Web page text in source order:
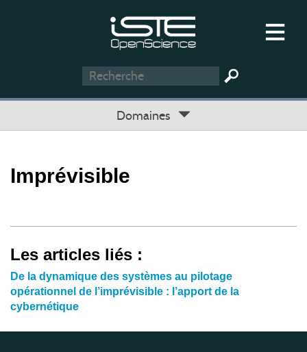
Domaines
Imprévisible
Les articles liés :
De la dynamique des systèmes au pilotage
opérationnel de l’imprévisible : l’apport de la
cybernétique